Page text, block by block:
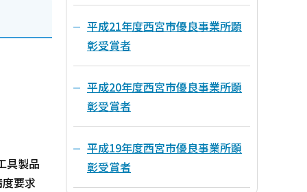
具製品
要求
平成21年度西宮市優良事業所顕
彰受賞者
平成20年度西宮市優良事業所顕
彰受賞者
平成19年度西宮市優良事業所顕
彰受賞者